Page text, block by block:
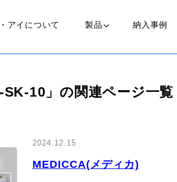
アイについて 製品 納入事例
職場環境
SK-10」の関連ページ一覧
2024.12.15
MEDICCA(メディカ)